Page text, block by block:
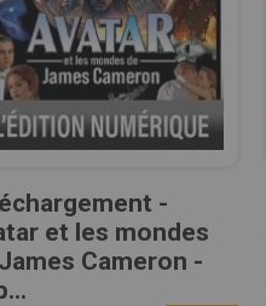
-
et les mondes
Cameron -